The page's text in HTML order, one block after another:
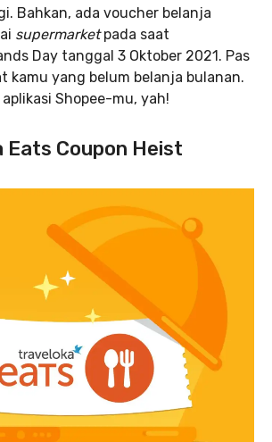
Bahkan, ada voucher belanja
supermarketpada saat
Day tanggal 3 Oktober 2021. Pas
kamu yang belum belanja bulanan.
Shopee-mu, yah!
Eats Coupon Heist